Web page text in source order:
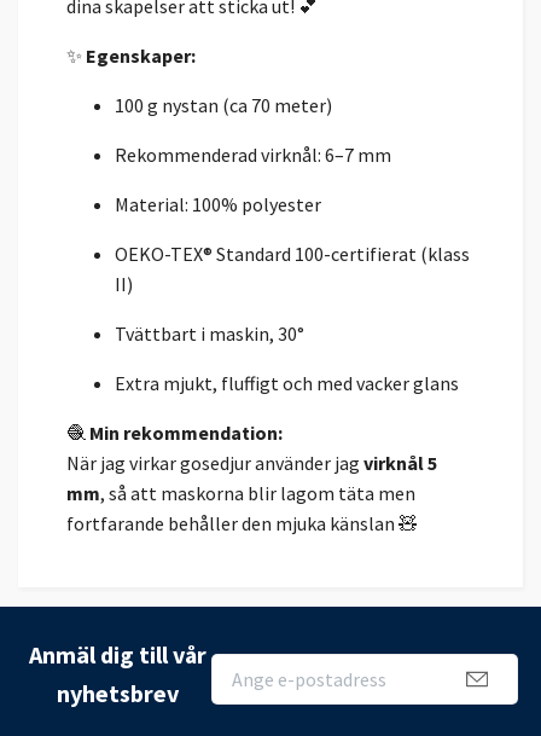
dina skapelser att sticka ut! 💕
✨ Egenskaper:
100 g nystan (ca 70 meter)
Rekommenderad virknål: 6–7 mm
Material: 100% polyester
OEKO-TEX® Standard 100-certifierat (klass
II)
Tvättbart i maskin, 30°
Extra mjukt, fluffigt och med vacker glans
🧶 Min rekommendation:
När jag virkar gosedjur använder jag virknål 5
mm, så att maskorna blir lagom täta men
fortfarande behåller den mjuka känslan 🧸
Anmäl dig till vår
nyhetsbrev